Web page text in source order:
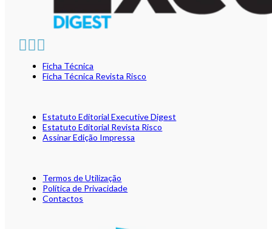
Ficha Técnica
Ficha Técnica Revista Risco
Estatuto Editorial Executive Digest
Estatuto Editorial Revista Risco
Assinar Edição Impressa
Termos de Utilização
Política de Privacidade
Contactos